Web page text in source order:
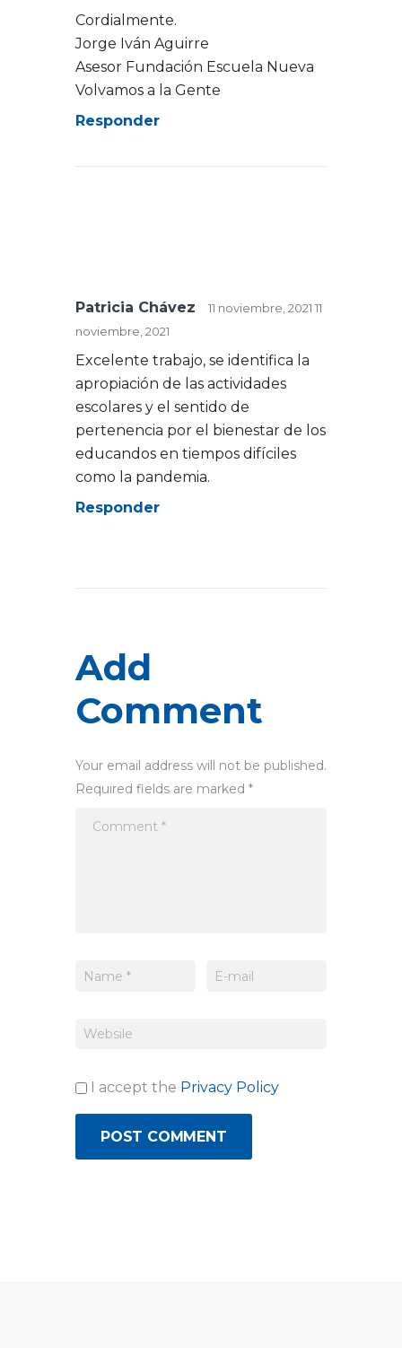
Cordialmente.
Jorge Iván Aguirre
Asesor Fundación Escuela Nueva
Volvamos a la Gente
Responder
Patricia Chávez 11 noviembre, 2021 11
noviembre, 2021
Excelente trabajo, se identifica la
apropiación de las actividades
escolares y el sentido de
pertenencia por el bienestar de los
educandos en tiempos difíciles
como la pandemia.
Responder
Add
Comment
Your email address will not be published.
Required fields are marked *
I accept the Privacy Policy